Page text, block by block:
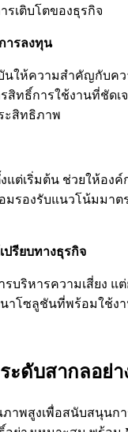
เติบโตของธุรกิจ
ารลงทุน
ให้ความสำคัญกับค
สิทธิ์การใช้งานที่ชัด
ะสิทธิภาพ
แต่เริ่มต้น ช่วยให้อง
มรองรับแนวโน้มม
ปรียบทางธุรกิจ
ารบริหารความเสี่ยง
าโซลูชันที่พร้อมใช้ง
ะดับสากลอย่
พสูงเพื่อสนับสนุนก